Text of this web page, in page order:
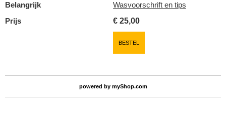
Belangrijk
Wasvoorschrift en tips
Prijs
€ 25,00
BESTEL
powered by myShop.com